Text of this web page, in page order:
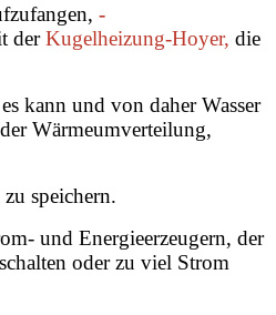
-
derKugelheizung-Hoyer, die
es kann und von daher Wasser
Wärmeumverteilung,
speichern.
und Energieerzeugern, der
oder zu viel Strom